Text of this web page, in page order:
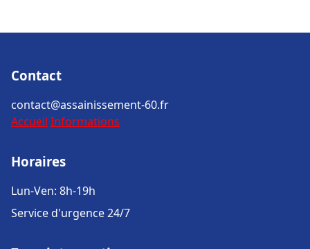
Contact
contact@assainissement-60.fr
Accueil Informations
Horaires
Lun-Ven: 8h-19h
Service d'urgence 24/7